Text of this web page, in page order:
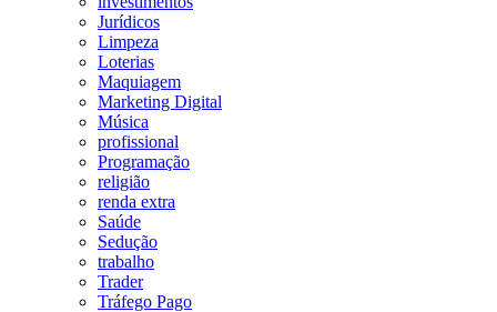
Jurídicos
Limpeza
Loterias
Maquiagem
Marketing Digital
Música
profissional
Programação
religião
renda extra
Saúde
Sedução
trabalho
Trader
Tráfego Pago